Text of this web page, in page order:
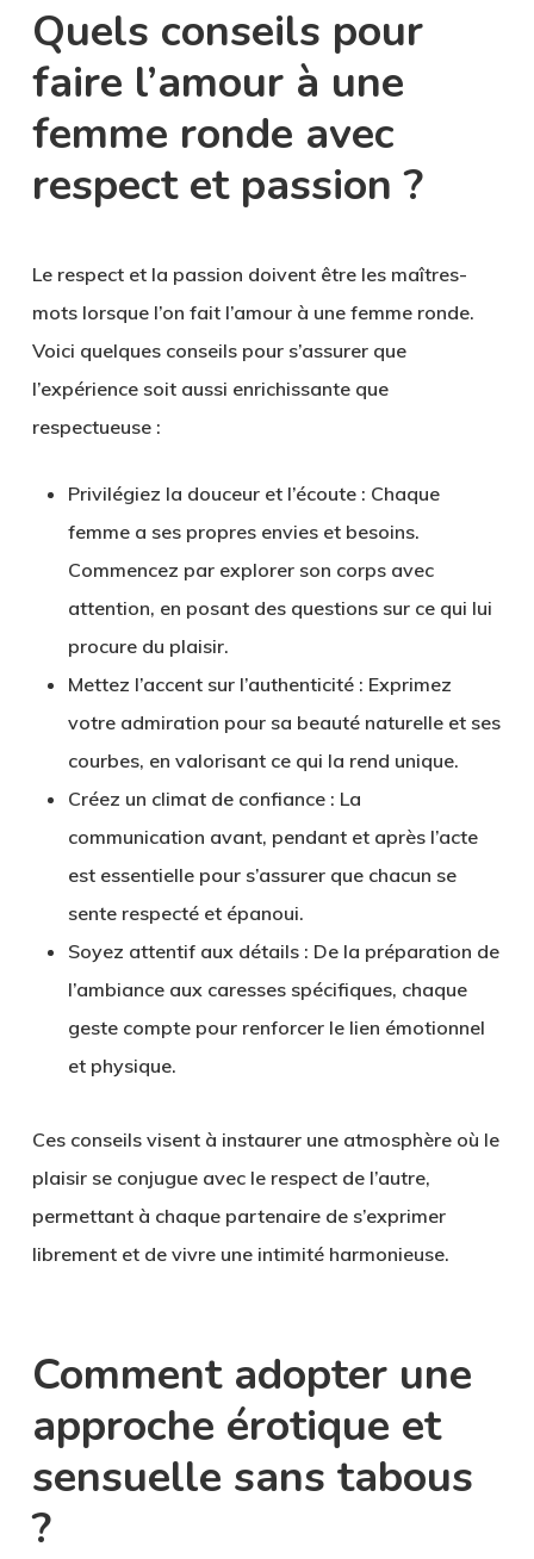
Quels conseils pour
faire l’amour à une
femme ronde avec
respect et passion ?
Le respect et la passion doivent être les maîtres-
mots lorsque l’on fait l’amour à une femme ronde.
Voici quelques conseils pour s’assurer que
l’expérience soit aussi enrichissante que
respectueuse :
Privilégiez la douceur et l’écoute : Chaque
femme a ses propres envies et besoins.
Commencez par explorer son corps avec
attention, en posant des questions sur ce qui lui
procure du plaisir.
Mettez l’accent sur l’authenticité : Exprimez
votre admiration pour sa beauté naturelle et ses
courbes, en valorisant ce qui la rend unique.
Créez un climat de confiance : La
communication avant, pendant et après l’acte
est essentielle pour s’assurer que chacun se
sente respecté et épanoui.
Soyez attentif aux détails : De la préparation de
l’ambiance aux caresses spécifiques, chaque
geste compte pour renforcer le lien émotionnel
et physique.
Ces conseils visent à instaurer une atmosphère où le
plaisir se conjugue avec le respect de l’autre,
permettant à chaque partenaire de s’exprimer
librement et de vivre une intimité harmonieuse.
Comment adopter une
approche érotique et
sensuelle sans tabous
?